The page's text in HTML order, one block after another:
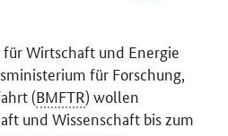
Wirtschaft und Energie
für Forschung,
(BMFTR) wollen
und Wissenschaft bis zum